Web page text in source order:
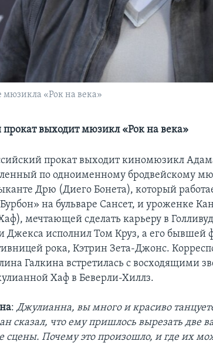
«Рок на века»
прокат выходит мюзикл «Рок на века»
прокат выходит киномюзикл
по одноименному бродвейскому
Дрю (Диего Бонета), который
на бульваре Сансет, и уроженке
мечтающей сделать карьеру в
Джекса исполнил Том Круз, а его бывшей
рока, Кэтрин Зета-Джонс.
Галкина встретилась с восходящими
Хаф в Беверли-Хиллз.
:Джулианна, вы много и красиво
сказал, что ему пришлось вырезать две
сцены. Почему это произошло, и где их